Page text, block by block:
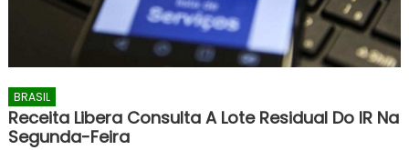
BRASIL
Receita Libera Consulta A Lote Residual Do IR Na
Segunda-Feira